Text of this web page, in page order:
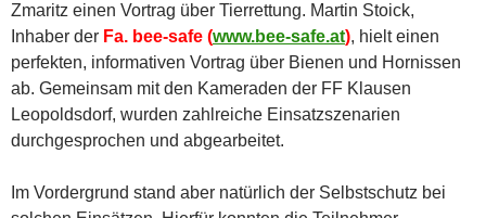
Zmaritz einen Vortrag über Tierrettung. Martin Stoick,
Inhaber der Fa. bee-safe (www.bee-safe.at), hielt einen
perfekten, informativen Vortrag über Bienen und Hornissen
ab. Gemeinsam mit den Kameraden der FF Klausen
Leopoldsdorf, wurden zahlreiche Einsatzszenarien
durchgesprochen und abgearbeitet.
Im Vordergrund stand aber natürlich der Selbstschutz bei